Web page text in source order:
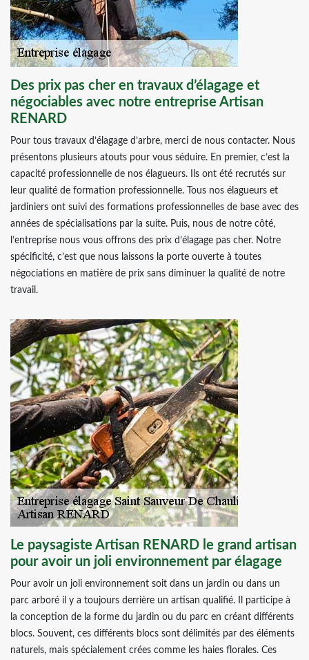
Des prix pas cher en travaux d’élagage et
négociables avec notre entreprise Artisan
RENARD
Pour tous travaux d’élagage d’arbre, merci de nous contacter. Nous
présentons plusieurs atouts pour vous séduire. En premier, c’est la
capacité professionnelle de nos élagueurs. Ils ont été recrutés sur
leur qualité de formation professionnelle. Tous nos élagueurs et
jardiniers ont suivi des formations professionnelles de base avec des
années de spécialisations par la suite. Puis, nous de notre côté,
l’entreprise nous vous offrons des prix d’élagage pas cher. Notre
spécificité, c’est que nous laissons la porte ouverte à toutes
négociations en matière de prix sans diminuer la qualité de notre
travail.
Le paysagiste Artisan RENARD le grand artisan
pour avoir un joli environnement par élagage
Pour avoir un joli environnement soit dans un jardin ou dans un
parc arboré il y a toujours derrière un artisan qualifié. Il participe à
la conception de la forme du jardin ou du parc en créant différents
blocs. Souvent, ces différents blocs sont délimités par des éléments
naturels, mais spécialement crées comme les haies florales. Ces